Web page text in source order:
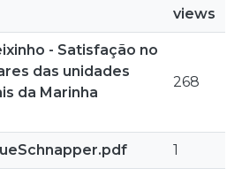
views
- Satisfação no
das unidades
da Marinha
268
1